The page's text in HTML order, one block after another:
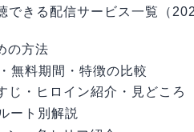
できる配信サービス一覧（
の方法
無料期間・特徴の比較
じ・ヒロイン紹介・見どころ
ート別解説